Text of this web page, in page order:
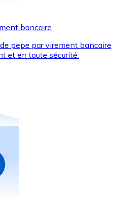
Visa et Mastercard pour acheter
cadeaux de vos marques
de cartes-cadeaux
bancaire
pepe par virement bancaire
et en toute sécurité.